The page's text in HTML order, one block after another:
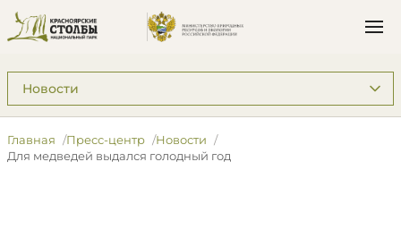
Подразделы: Пресс-центр
Главная Пресс-центр
Новости
Для медведей выдался голодный год